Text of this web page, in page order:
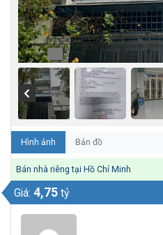
Hình ảnh Bản đồ
Bán nhà riêng tại Hồ Chí Minh
Giá:4,75 tỷ